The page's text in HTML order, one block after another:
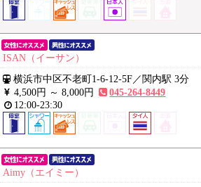
ISAN（イーサン）
横浜市中区不老町1-6-12-5F／関内駅 3分
4,500円 ～8,000円
045-264-8449
12:00-23:30
Aimy（エイミー）